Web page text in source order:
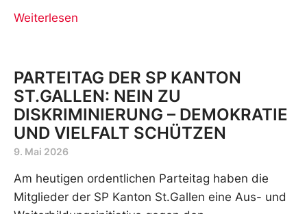
Weiterlesen
PARTEITAG DER SP KANTON
ST.GALLEN: NEIN ZU
DISKRIMINIERUNG – DEMOKRATIE
UND VIELFALT SCHÜTZEN
9. Mai 2026
Am heutigen ordentlichen Parteitag haben die
Mitglieder der SP Kanton St.Gallen eine Aus- und